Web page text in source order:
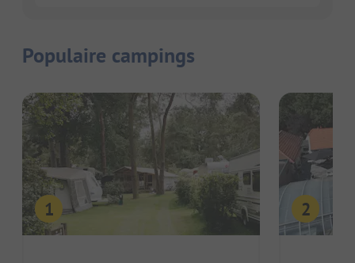
Populaire campings